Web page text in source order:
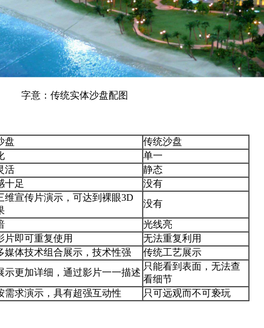
字意：传统实体沙盘配图
盘
传统沙盘
单一
活
静态
十足
没有
维宣传片演示，可达到裸眼3D
没有
光线亮
片即可重复使用
无法重复利用
媒体技术组合展示，技术性强
传统工艺展示
示更加详细，通过影片一一描述
只能看到表面，无法查
看细节
需求演示，具有超强互动性 只可远观而不可亵玩